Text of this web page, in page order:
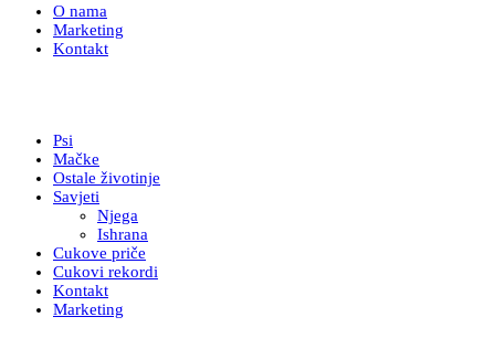
O nama
Marketing
Kontakt
Psi
Mačke
Ostale životinje
Savjeti
Njega
Ishrana
Cukove priče
Cukovi rekordi
Kontakt
Marketing